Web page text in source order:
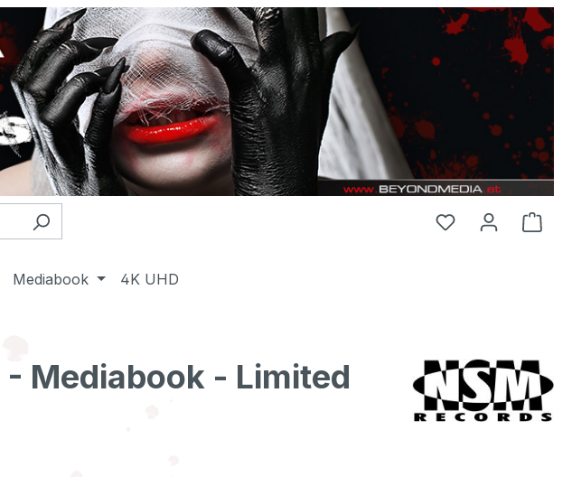
Mediabook 4K UHD
Mediabook - Limited